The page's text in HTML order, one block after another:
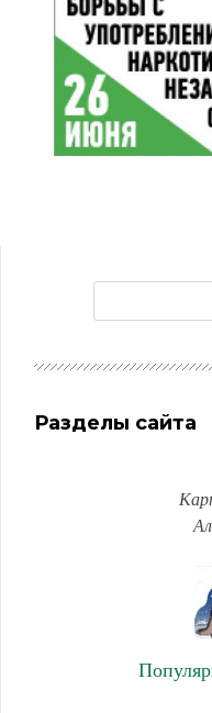
Разделы сайта